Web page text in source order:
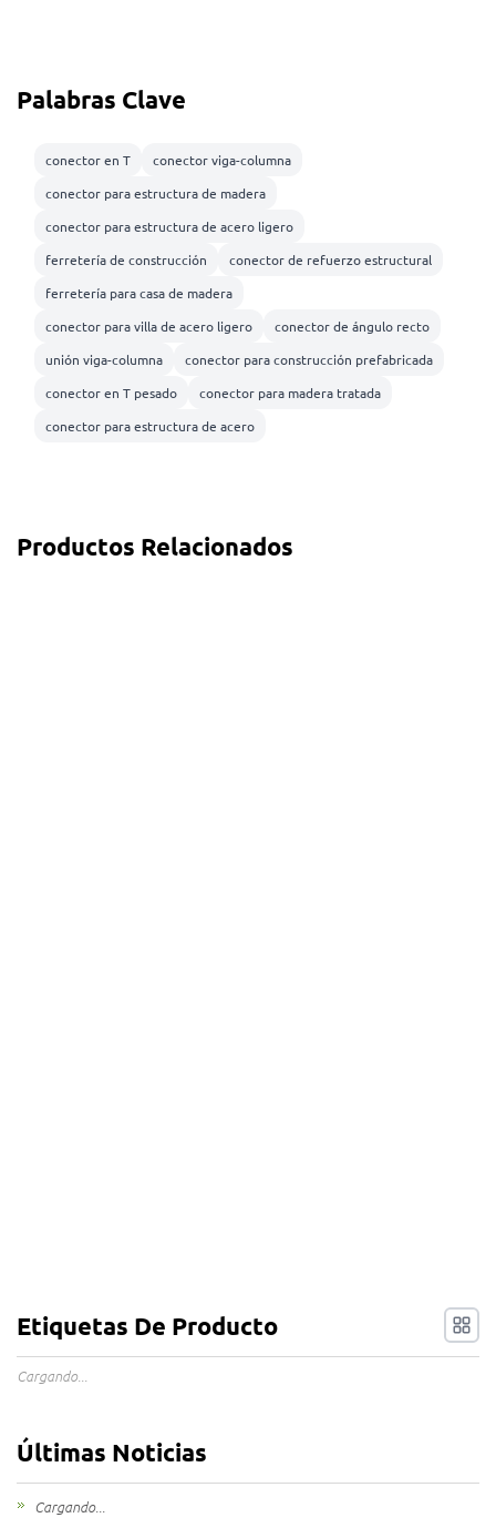
Palabras Clave
conector en T
conector viga-columna
conector para estructura de madera
conector para estructura de acero ligero
ferretería de construcción
conector de refuerzo estructural
ferretería para casa de madera
conector para villa de acero ligero
conector de ángulo recto
unión viga-columna
conector para construcción prefabricada
conector en T pesado
conector para madera tratada
conector para estructura de acero
Productos Relacionados
Etiquetas De Producto
Cargando...
Últimas Noticias
Cargando...